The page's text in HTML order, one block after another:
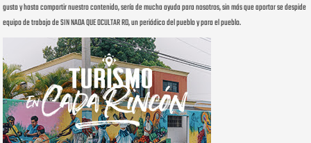
gusta y hasta compartir nuestro contenido, sería de mucha ayuda para nosotros, sin más que aportar se despide
equipo de trabajo de SIN NADA QUE OCULTAR RD, un periódico del pueblo y para el pueblo.